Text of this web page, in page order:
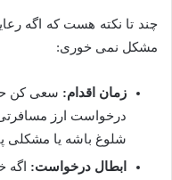
چند تا نکته هست که اگه
مشکل نمی خوری:
زمان اقدام:
درخواست ارز
شلوغ باشه یا مشکلی
ابطال درخواست: اگه